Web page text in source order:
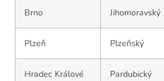
Brno Jihomoravský
Plzeň Plzeňský
Hradec Králové Pardubický